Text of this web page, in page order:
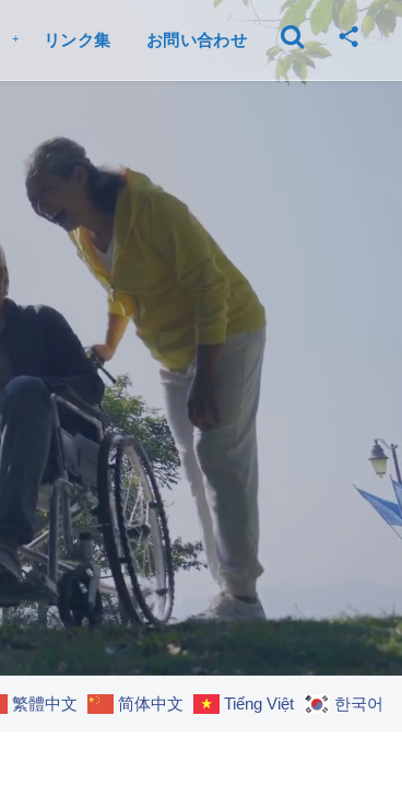
リンク集 お問い合わせ
繁體中文 简体中文 Tiếng Việt 한국어